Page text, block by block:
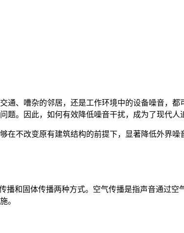
通、嘈杂的邻居，还是工作环境中的设备噪音，
题。因此，如何有效降低噪音干扰，成为了现代人
在不改变原有建筑结构的前提下，显著降低外界
播和固体传播两种方式。空气传播是指声音通过
。